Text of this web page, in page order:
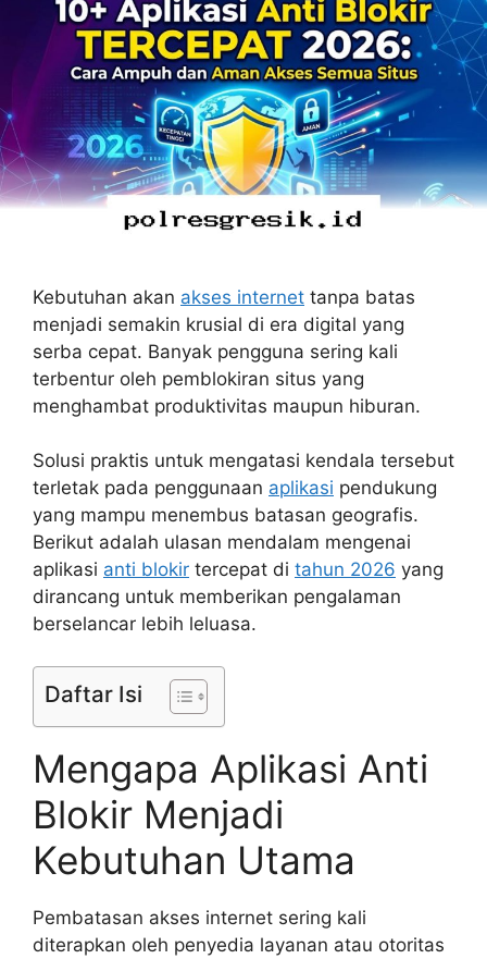
Kebutuhan akan akses internet tanpa batas
menjadi semakin krusial di era digital yang
serba cepat. Banyak pengguna sering kali
terbentur oleh pemblokiran situs yang
menghambat produktivitas maupun hiburan.
Solusi praktis untuk mengatasi kendala tersebut
terletak pada penggunaan aplikasi pendukung
yang mampu menembus batasan geografis.
Berikut adalah ulasan mendalam mengenai
aplikasi anti blokir tercepat di tahun 2026 yang
dirancang untuk memberikan pengalaman
berselancar lebih leluasa.
Daftar Isi
Mengapa Aplikasi Anti
Blokir Menjadi
Kebutuhan Utama
Pembatasan akses internet sering kali
diterapkan oleh penyedia layanan atau otoritas